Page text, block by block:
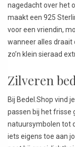
nagedacht over het
maakt een 925
voor een vriendin,
wanneer alles draait
zo’n klein sieraad
Zilveren
Bij Bedel.Shop vind
passen bij het frisse
natuursymbolen tot
iets eigens toe aan